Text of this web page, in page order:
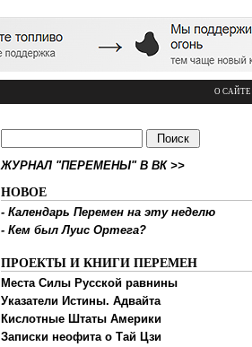
О САЙТЕ
ЖУРНАЛ "ПЕРЕМЕНЫ" В ВК >>
НОВОЕ
- Календарь Перемен на эту неделю
- Кем был Луис Ортега?
ПРОЕКТЫ И КНИГИ ПЕРЕМЕН
Места Силы Русской равнины
Указатели Истины. Адвайта
Кислотные Штаты Америки
Записки неофита о Тай Цзи